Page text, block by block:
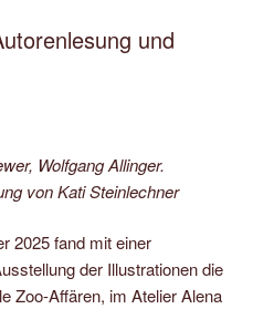
und
Wolfgang Allinger.
von Kati Steinlechner
2025 fand mit einer
der Illustrationen die
Zoo-Affären, im Atelier Alena